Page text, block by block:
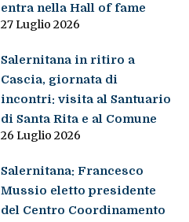
entra nella Hall of fame
27 Luglio 2026
Salernitana in ritiro a
Cascia, giornata di
incontri: visita al Santuario
di Santa Rita e al Comune
26 Luglio 2026
Salernitana: Francesco
Mussio eletto presidente
del Centro Coordinamento